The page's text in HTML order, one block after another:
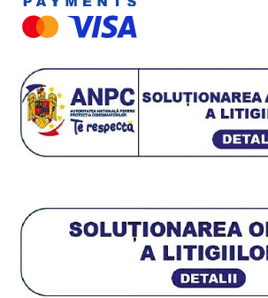
Plante cu frunze vișinii/bordo
Plante pentru garduri vii
Plante pentru stâncării
Plante târâtoare